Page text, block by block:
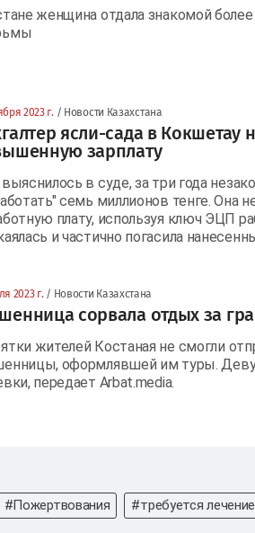
женщина отдала знакомой
2023 г. / Новости Казахстана
ясли-сада в Кокшетау
зарплату
в суде, за три года
семь миллионов тенге. Она
плату, используя ключ ЭЦП
и частично погасила
2023 г. / Новости Казахстана
сорвала отдых за
жителей Костаная не смогли
оформлявшей им туры.
передает Arbat.media.
#Пожертвования #требуется лечение